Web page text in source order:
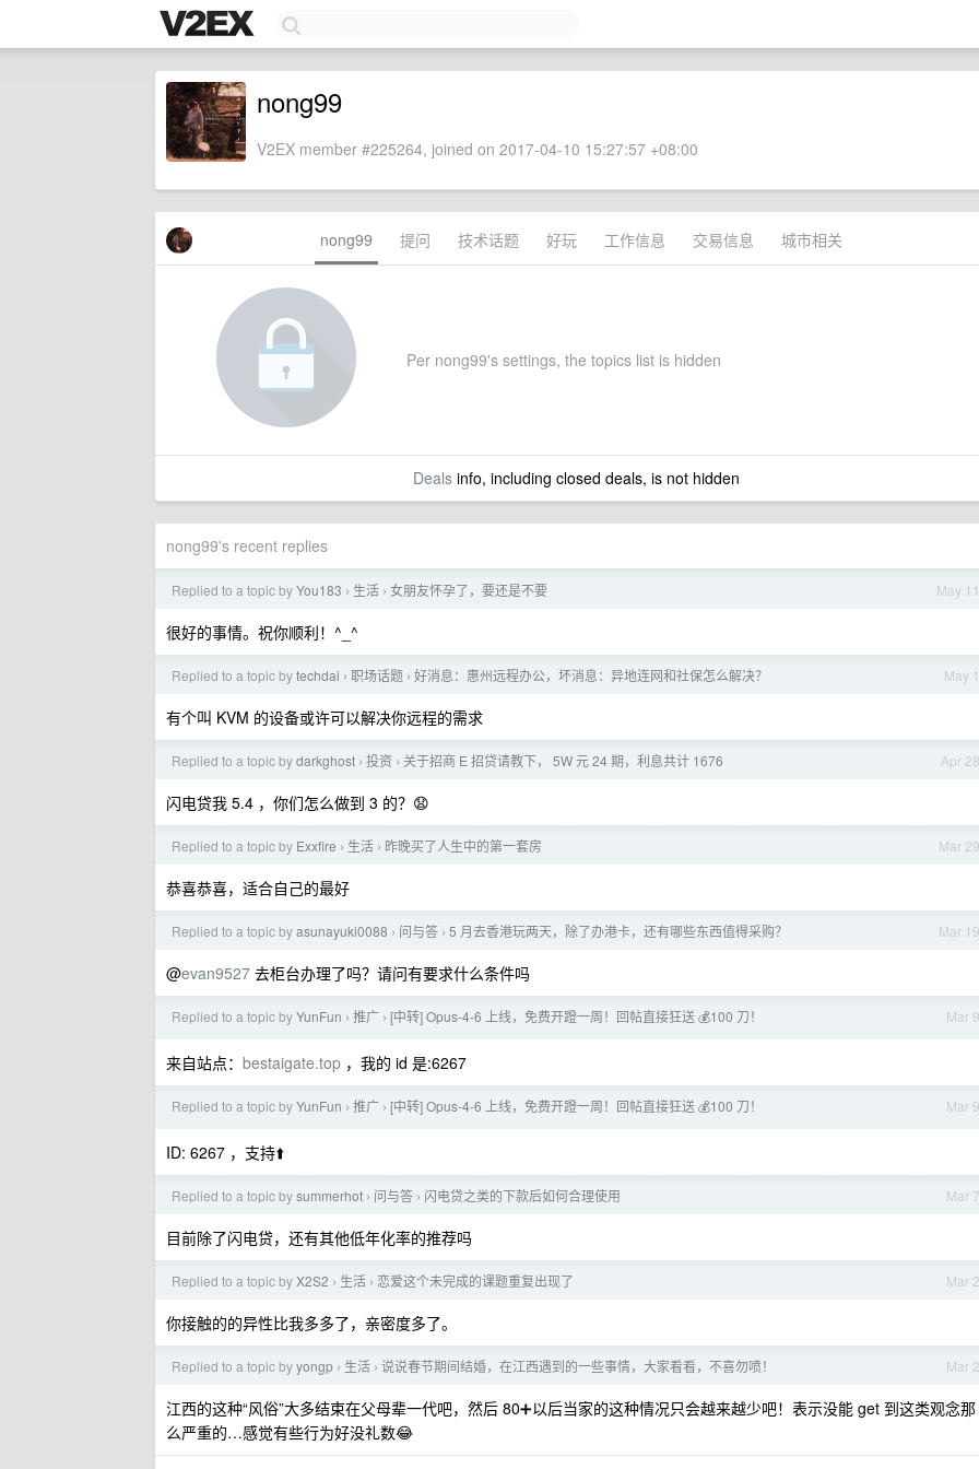
nong99
V2EX member #225264, joined on 2017-04-10 15:27:57 +08:00
nong99 提问 技术话题 好玩 工作信息 交易信息 城市相关
Per nong99's settings, the topics list is hidden
Dealsinfo, including closed deals, is not hidden
nong99's recent replies
May 11
Replied to a topic byYou183 › 生活 › 女朋友怀孕了，要还是不要
很好的事情。祝你顺利！^_^
May 1
Replied to a topic bytechdai › 职场话题 › 好消息：惠州远程办公，坏消息：异地连网和社保怎么解决？
有个叫 KVM 的设备或许可以解决你远程的需求
Apr 28
Replied to a topic bydarkghost › 投资 › 关于招商 E 招贷请教下， 5W 元 24 期，利息共计 1676
闪电贷我 5.4 ，你们怎么做到 3 的？😧
Mar 29
Replied to a topic by Exxfire › 生活 › 昨晚买了人生中的第一套房
恭喜恭喜，适合自己的最好
Mar 19
Replied to a topic byasunayuki0088 › 问与答 › 5 月去香港玩两天，除了办港卡，还有哪些东西值得采购？
@evan9527 去柜台办理了吗？请问有要求什么条件吗
Mar 9
Replied to a topic byYunFun › 推广 › [中转] Opus-4-6 上线，免费开蹬一周！回帖直接狂送 💰100 刀！
来自站点： bestaigate.top ，我的 id 是:6267
Mar 9
Replied to a topic byYunFun › 推广 › [中转] Opus-4-6 上线，免费开蹬一周！回帖直接狂送 💰100 刀！
ID: 6267 ，支持⬆️
Mar 7
Replied to a topic bysummerhot › 问与答 › 闪电贷之类的下款后如何合理使用
目前除了闪电贷，还有其他低年化率的推荐吗
Mar 2
Replied to a topic byX2S2 › 生活 › 恋爱这个未完成的课题重复出现了
你接触的的异性比我多多了，亲密度多了。
Mar 2
Replied to a topic byyongp › 生活 › 说说春节期间结婚，在江西遇到的一些事情，大家看看，不喜勿喷！
江西的这种“风俗”大多结束在父母辈一代吧，然后 80➕以后当家的这种情况只会越来越少吧！表示没能 get 到这类观念那
么严重的…感觉有些行为好没礼数😂